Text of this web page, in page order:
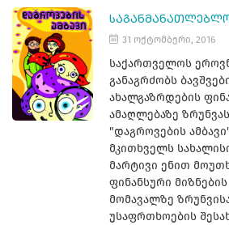
ᲡᲐᲒᲐᲜᲛᲐᲜᲐᲗᲚᲔᲑᲚᲝ
31 ოქტომბერი, 2016
საქართველოს
განაგრძობს
ახალგაზრდების
ამაღლებაზე
"დაგროვების
მკითხველს
მარტივი ენით
ფინანსური
მომავალზე
უსაფრთხოების